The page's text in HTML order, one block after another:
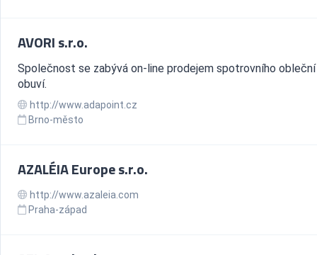
AVORI s.r.o.
Společnost se zabývá on-line prodejem spotrovního obleční
obuví.
http://www.adapoint.cz
Brno-město
AZALÉIA Europe s.r.o.
http://www.azaleia.com
Praha-západ